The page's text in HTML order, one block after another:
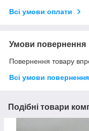
Всі умови оплати
Умови повернення
Повернення товару
Всі умови повернення
Подібні товари